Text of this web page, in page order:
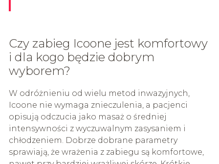
Czy zabieg Icoone jest komfortowy
i dla kogo będzie dobrym
wyborem?
W odróżnieniu od wielu metod inwazyjnych,
Icoone nie wymaga znieczulenia, a pacjenci
opisują odczucia jako masaż o średniej
intensywności z wyczuwalnym zasysaniem i
chłodzeniem. Dobrze dobrane parametry
sprawiają, że wrażenia z zabiegu są komfortowe,